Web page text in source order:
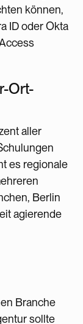
können,
ID oder Okta
Ort-
aller
es regionale
Berlin
agierende
Branche
sollte